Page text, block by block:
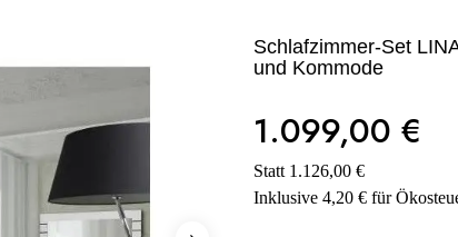
Schlafzimmer-Set
und Kommode
1.099,00 €
Statt 1.126,00 €
Inklusive 4,20 € für